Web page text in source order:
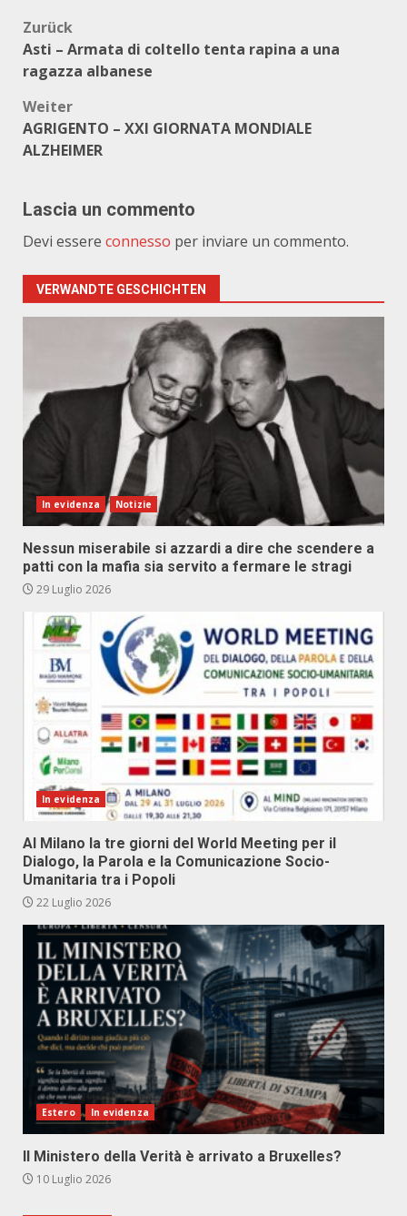
Beitragsnavigation
Zurück
Asti – Armata di coltello tenta rapina a una
ragazza albanese
Weiter
AGRIGENTO – XXI GIORNATA MONDIALE
ALZHEIMER
Lascia un commento
Devi essere connesso per inviare un commento.
VERWANDTE GESCHICHTEN
In evidenza Notizie
Nessun miserabile si azzardi a dire che scendere a
patti con la mafia sia servito a fermare le stragi
29 Luglio 2026
In evidenza
Al Milano la tre giorni del World Meeting per il
Dialogo, la Parola e la Comunicazione Socio-
Umanitaria tra i Popoli
22 Luglio 2026
Estero In evidenza
Il Ministero della Verità è arrivato a Bruxelles?
10 Luglio 2026